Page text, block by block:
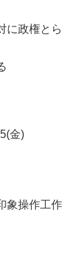
に政権とら
金)
象操作工作